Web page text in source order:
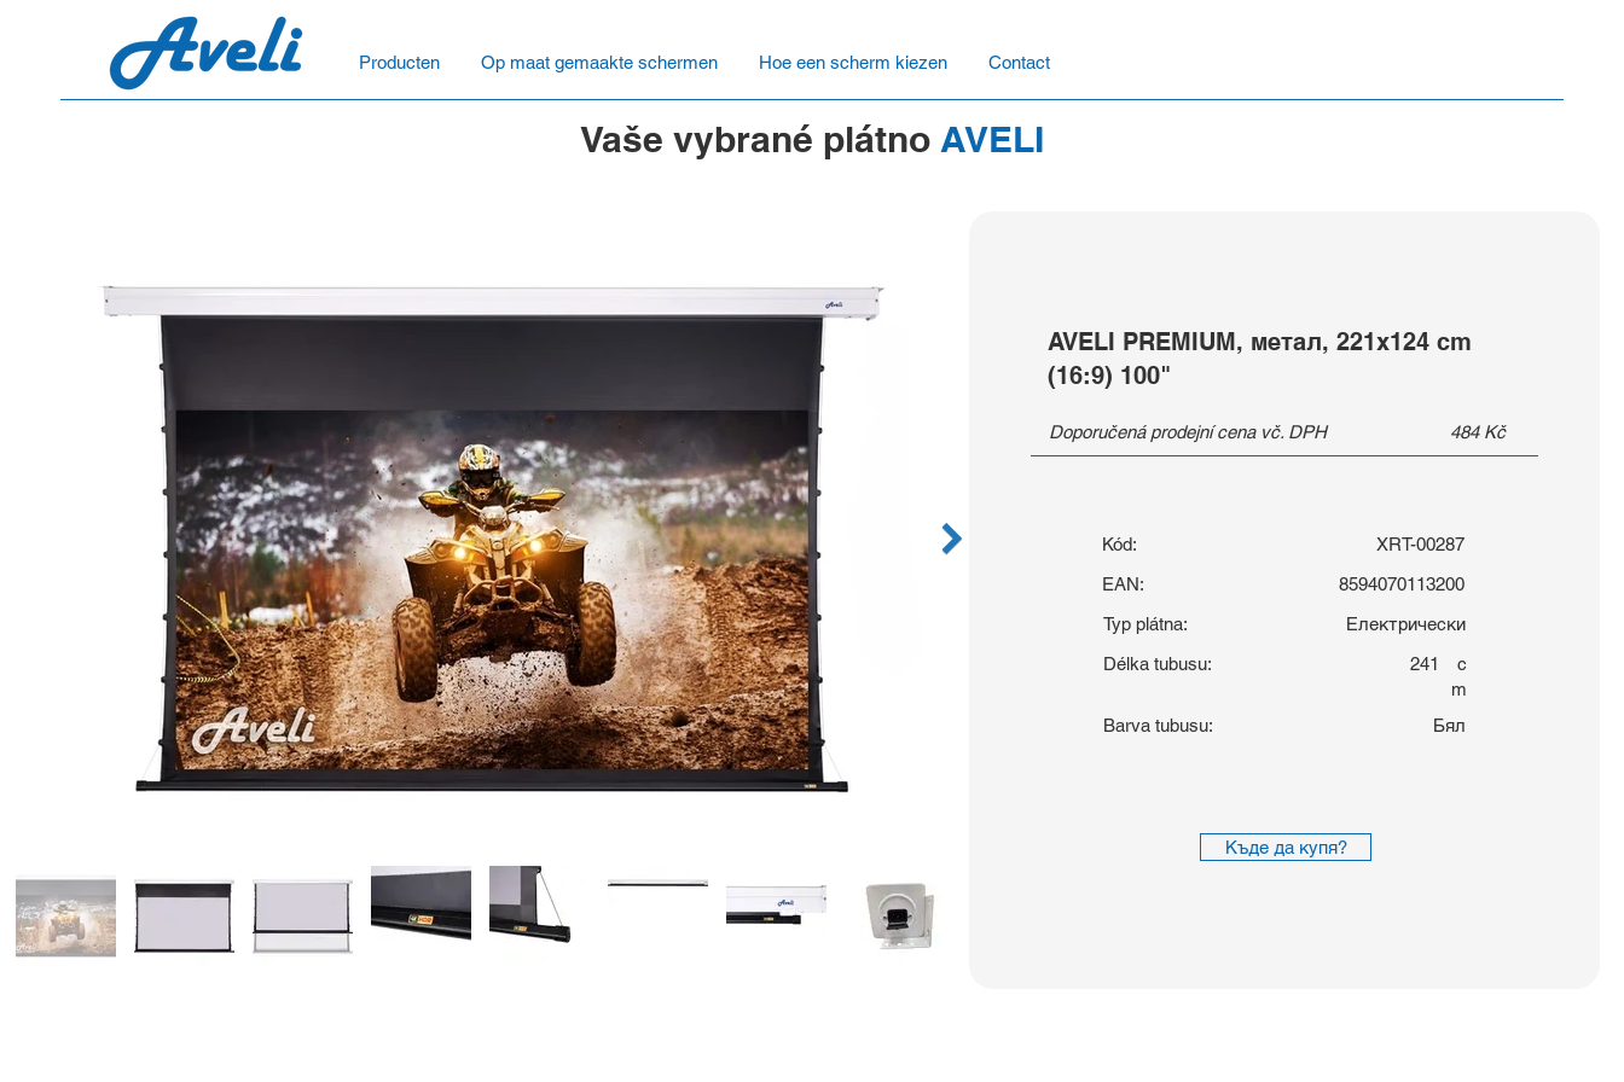
Producten Op maat gemaakte schermen Hoe een scherm kiezen Contact
Vaše vybrané plátno AVELI
AVELI PREMIUM, метал, 221x124 cm
(16:9) 100"
Doporučená prodejní cena vč. DPH 484 Kč
Kód:
XRT-00287
EAN:
8594070113200
Typ plátna:
Електрически
Délka tubusu:
241
c
m
Barva tubusu:
Бял
Къде да купя?